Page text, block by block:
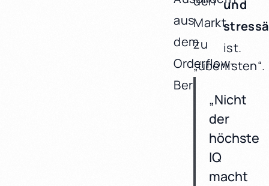
aus
dem
Orderflow-
Bereich.
Markt
zu
„überlisten“.
„Nicht
der
höchste
IQ
macht
und
ist.